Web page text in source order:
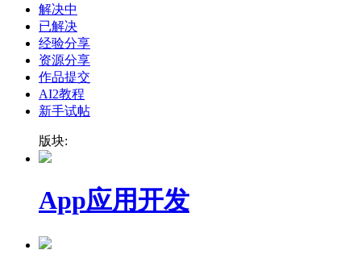
解决中
已解决
经验分享
资源分享
作品提交
AI2教程
新手试帖
版块:
App应用开发